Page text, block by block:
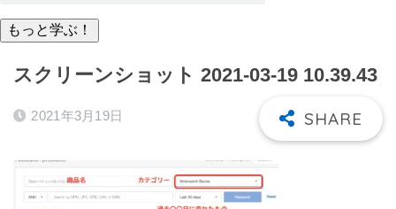
スクリーンショット 2021-03-19 10.39.43
2021年3月19日